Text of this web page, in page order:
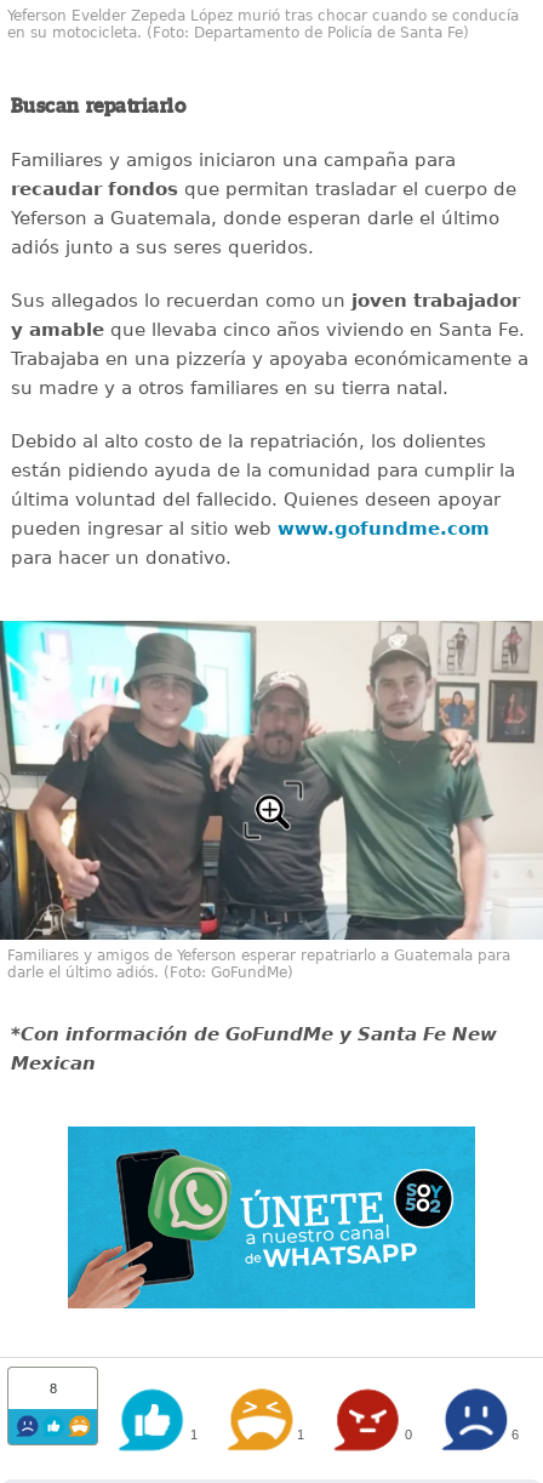
Yeferson Evelder Zepeda López murió tras chocar cuando se conducía
en su motocicleta. (Foto: Departamento de Policía de Santa Fe)
Buscan repatriarlo
Familiares y amigos iniciaron una campaña para
recaudar fondosque permitan trasladar el cuerpo de
Yeferson a Guatemala, donde esperan darle el último
adiós junto a sus seres queridos.
Sus allegados lo recuerdan como un joven trabajador
y amableque llevaba cinco años viviendo en Santa Fe.
Trabajaba en una pizzería y apoyaba económicamente a
su madre y a otros familiares en su tierra natal.
Debido al alto costo de la repatriación, los dolientes
están pidiendo ayuda de la comunidad para cumplir la
última voluntad del fallecido. Quienes deseen apoyar
pueden ingresar al sitio web www.gofundme.com
para hacer un donativo.
Familiares y amigos de Yeferson esperar repatriarlo a Guatemala para
darle el último adiós. (Foto: GoFundMe)
*Con información de GoFundMe y Santa Fe New
Mexican
8
1 1 0 6